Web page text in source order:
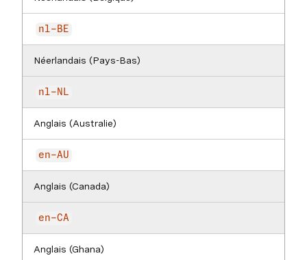
nl-BE
Néerlandais (Pays-Bas)
nl-NL
Anglais (Australie)
en-AU
Anglais (Canada)
en-CA
Anglais (Ghana)